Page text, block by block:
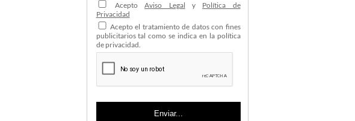
AceptoAviso Legal y Política de
Privacidad
Acepto el tratamiento de datos con fines
publicitarios tal como se indica en la política
de privacidad.